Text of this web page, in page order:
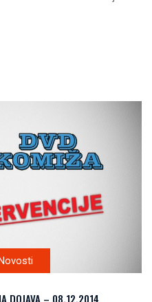
DOJAVA – 08.12.2014